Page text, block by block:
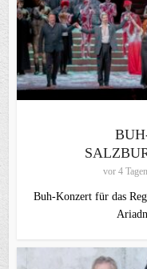
vor 4 Tagen
Buh-Konzert für das